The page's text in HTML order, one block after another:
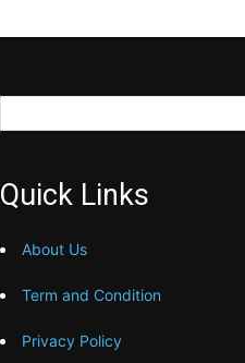
Quick Links
About Us
Term and Condition
Privacy Policy